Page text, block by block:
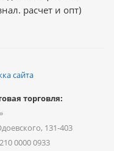
расчет и опт)
сайта
торговля:
131-403
0000 0933